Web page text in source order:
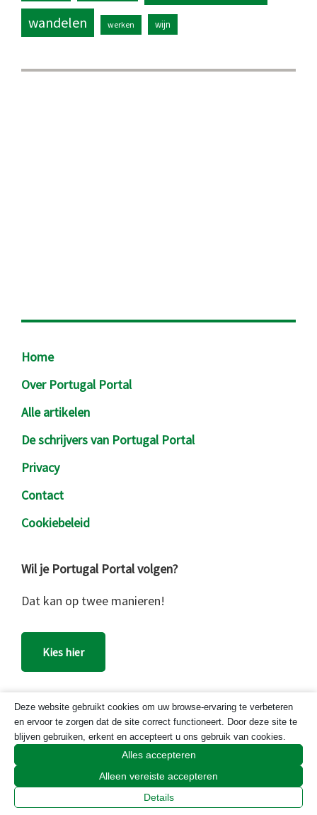
wandelen werken wijn
Footer
Home
Over Portugal Portal
Alle artikelen
De schrijvers van Portugal Portal
Privacy
Contact
Cookiebeleid
Wil je Portugal Portal volgen?
Dat kan op twee manieren!
Kies hier
Zoek
op
Portugal Portal
Meer informatie overPortugal Portal
Deze website gebruikt cookies om uw browse-ervaring te verbeteren
en ervoor te zorgen dat de site correct functioneert. Door deze site te
blijven gebruiken, erkent en accepteert u ons gebruik van cookies.
Alles accepteren
Alleen vereiste accepteren
Details